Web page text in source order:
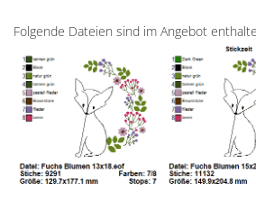
Folgende Dateien sind im Angebot